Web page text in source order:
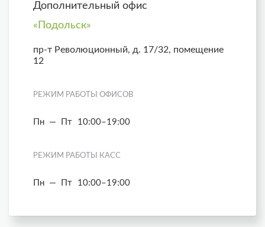
Дополнительный офис
«Подольск»
пр-т Революционный, д. 17/32, помещение
12
РЕЖИМ РАБОТЫ ОФИСОВ
Пн — Пт 10:00–19:00
РЕЖИМ РАБОТЫ КАСС
Пн — Пт 10:00–19:00